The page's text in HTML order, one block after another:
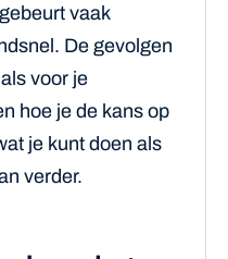
vaak
De gevolgen
voor je
hoe je de kans op
je kunt doen als
verder.